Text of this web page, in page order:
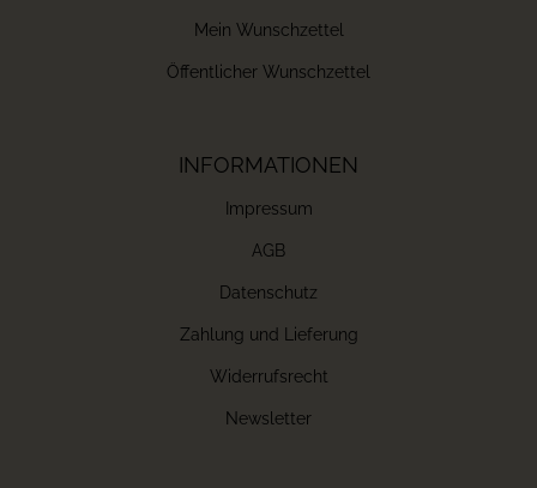
Mein Wunschzettel
Öffentlicher Wunschzettel
INFORMATIONEN
Impressum
AGB
Datenschutz
Zahlung und Lieferung
Widerrufsrecht
Newsletter